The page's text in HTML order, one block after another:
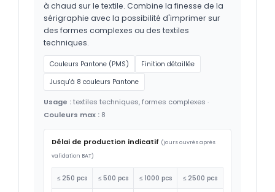
à chaud sur le textile. Combine la finesse de la
sérigraphie avec la possibilité d'imprimer sur
des formes complexes ou des textiles
techniques.
Couleurs Pantone (PMS)
Finition détaillée
Jusqu'à 8 couleurs Pantone
Usage :textiles techniques, formes complexes ·
Couleurs max : 8
Délai de production indicatif (jours ouvrés après
validation BAT)
≤ 250 pcs ≤ 500 pcs ≤ 1000 pcs ≤ 2500 pcs